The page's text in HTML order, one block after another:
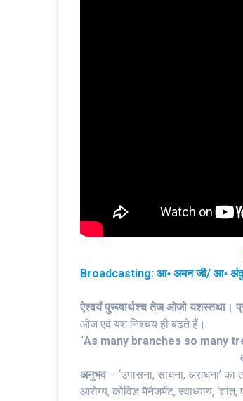
Broadcasting: आ॰ अमन जी/ आ॰
ऐश्वर्यं पुरूषार्थश्च तेज ओजो यशस्तथा।
ओज एवं यश निश्चय ही बढ़ते हैं।
“As many branches so many
अनुभव– ‘उपासना, साधना, अराधना’ का
आरोग्य, कोविड मैनैजमेंट, स्वाध्याय,